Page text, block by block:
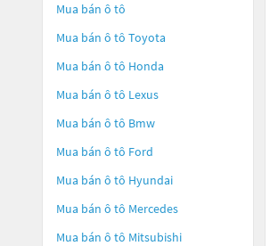
Mua bán ô tô
Mua bán ô tô Toyota
Mua bán ô tô Honda
Mua bán ô tô Lexus
Mua bán ô tô Bmw
Mua bán ô tô Ford
Mua bán ô tô Hyundai
Mua bán ô tô Mercedes
Mua bán ô tô Mitsubishi